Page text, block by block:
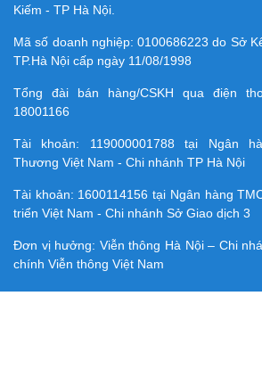
Kiếm - TP Hà Nội.
Mã số doanh nghiệp:0100686223 do Sở
TP.Hà Nội cấp ngày 11/08/1998
Tổng đài bán hàng/CSKH qua điện
18001166
Tài khoản: 119000001788 tại Ngân
Thương Việt Nam - Chi nhánh TP Hà Nội
Tài khoản: 1600114156 tại Ngân hàng
triển Việt Nam - Chi nhánh Sở Giao dịch 3
Đơn vị hưởng: Viễn thông Hà Nội – Chi
chính Viễn thông Việt Nam